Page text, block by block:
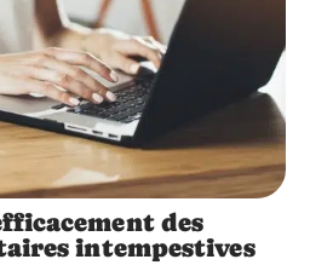
des
intempestives